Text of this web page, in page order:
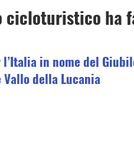
cicloturistico ha
in nome del
della Lucania